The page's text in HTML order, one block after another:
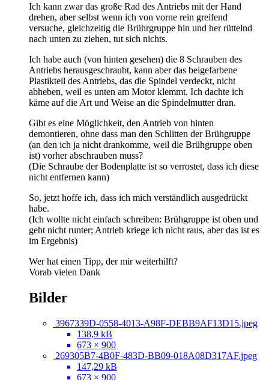
Ich kann zwar das große Rad des Antriebs mit der Hand
drehen, aber selbst wenn ich von vorne rein greifend
versuche, gleichzeitig die Brührgruppe hin und her rüttelnd
nach unten zu ziehen, tut sich nichts.
Ich habe auch (von hinten gesehen) die 8 Schrauben des
Antriebs herausgeschraubt, kann aber das beigefarbene
Plastikteil des Antriebs, das die Spindel verdeckt, nicht
abheben, weil es unten am Motor klemmt. Ich dachte ich
käme auf die Art und Weise an die Spindelmutter dran.
Gibt es eine Möglichkeit, den Antrieb von hinten
demontieren, ohne dass man den Schlitten der Brühgruppe
(an den ich ja nicht drankomme, weil die Brühgruppe oben
ist) vorher abschrauben muss?
(Die Schraube der Bodenplatte ist so verrostet, dass ich diese
nicht entfernen kann)
So, jetzt hoffe ich, dass ich mich verständlich ausgedrückt
habe.
(Ich wollte nicht einfach schreiben: Brühgruppe ist oben und
geht nicht runter; Antrieb kriege ich nicht raus, aber das ist es
im Ergebnis)
Wer hat einen Tipp, der mir weiterhilft?
Vorab vielen Dank
Bilder
3967339D-0558-4013-A98F-DEBB9AF13D15.jpeg
138,9 kB
673 × 900
269305B7-4B0F-483D-BB09-018A08D317AF.jpeg
147,29 kB
673 × 900